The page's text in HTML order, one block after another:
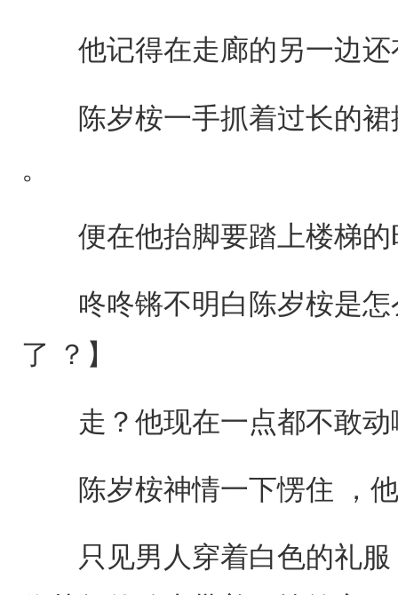
他记得在走廊的另一边还
陈岁桉一手抓着过长的裙
。
便在他抬脚要踏上楼梯的
咚咚锵不明白陈岁桉是怎
了 ？】
走？他现在一点都不敢动
陈岁桉神情一下愣住 ，他
只见男人穿着白色的礼服